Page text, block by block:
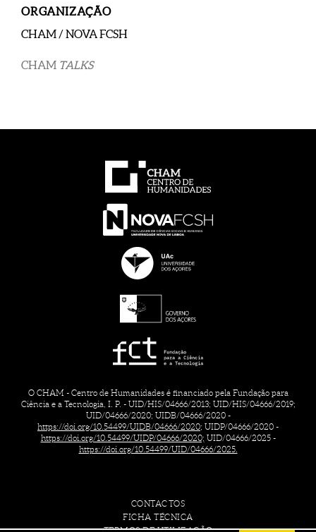
ORGANIZAÇÃO
CHAM / NOVA FCSH
CHAM TALKS
O CHAM - Centro de Humanidades é financiado pela Fundação para
Ciência e a Tecnologia, I. P. - UID/HIS/04666/2013; UID/HIS/04666/2019;
UID/04666/2020; UIDB/04666/2020 -
https://doi.org/10.54499/UIDB/04666/2020; UIDP/04666/2020 -
https://doi.org/10.54499/UIDP/04666/2020; UID/04666/2025 -
https://doi.org/10.54499/UID/04666/2025.
CONTACTOS
FICHA TÉCNICA